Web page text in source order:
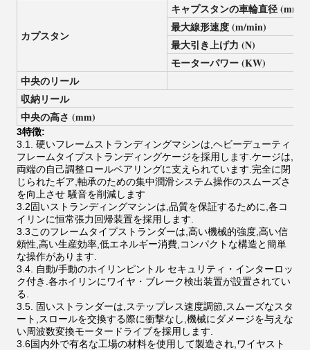
カプスタン
キャプスタンの車輪直径 (mm)
最大線形速度 (m/min)
最大引き上げ力 (N)
モーターパワー (KW)
中央のリール
収納リール
中央の高さ (mm)
3特徴:
3.1. 硬いフレームストランディングマシンは,ヘビーデューティ
フレームタイプストランディングケージを採用します.ケージは,
両端の自己調整ロールベアリングに支えられています.完全に閉
じられたギア,軸承のための集中潤滑システム操作のスムーズさ
を向上させ 騒音を削減します
3.2固いストランディングマシンは,品質を保証するために,各コ
イリンに恒常張力回帰装置を採用します.
3.3このフレームタイプストランダーは,高い機械的強度,高い信
頼性,高い生産効率,低エネルギー消費,コンパクトな構造と簡単
な操作があります.
3.4. 自動/手動のホイリンピントル セキュリティ・インターロッ
ク付き.各ホイリンにワイヤ・ブレーク検出装置が設置されてい
る.
3.5. 固いストランダーは,ステップレス速度調節,スムーズなスタ
ート,スロールを交換する際に衝撃なし,機械にダメージを与えな
い周波数変換モータードライブを採用します.
3.6国内外で有名な工場の材料を使用して製造され,ワイヤスト